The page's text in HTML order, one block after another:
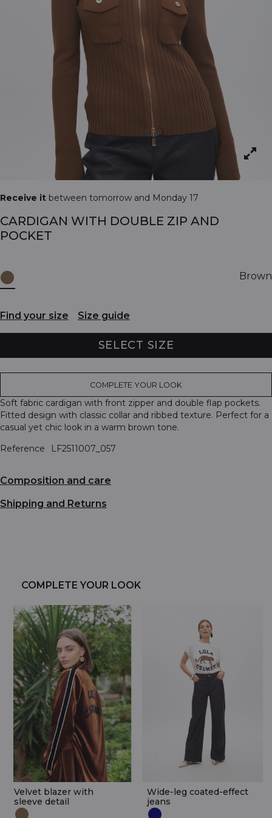
Receive it between tomorrow and Monday 17
CARDIGAN WITH DOUBLE ZIP AND
POCKET
Brown
Find your size Size guide
SELECT SIZE
COMPLETE YOUR LOOK
Soft fabric cardigan with front zipper and double flap pockets.
Fitted design with classic collar and ribbed texture. Perfect for a
casual yet chic look in a warm brown tone.
Reference
LF2511007_057
Composition and care
Shipping and Returns
COMPLETE YOUR LOOK
Velvet blazer with
sleeve detail
Wide-leg coated-effect
jeans